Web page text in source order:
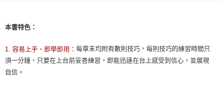
本書特色：
1. 容易上手、即學即用： 每章末均附有數則技巧，每則技巧的練習時間只
須一分鐘，只要在上台前妥善練習，即能迅速在台上感受到信心，並展現
自信。